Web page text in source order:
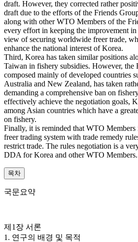
draft. However, they corrected rather
draft due to the efforts of the Friends
along with other WTO Members of the
every effort in keeping the improvement in
view of securing worldwide freer trade,
enhance the national interest of Korea.
Third, Korea has taken similar positions
Taiwan in fishery subsidies. However, the
composed mainly of developed countries
Australia and New Zealand, has taken
demanding a comprehensive ban on
effectively achieve the negotiation goals,
among Asian countries which have a
on fishery.
Finally, it is reminded that WTO Members
freer trading system with trade remedy
restrict trade. The rules negotiation is a
DDA for Korea and other WTO Members.
목차
국문요약
제1장 서론
1. 연구의 배경 및 목적